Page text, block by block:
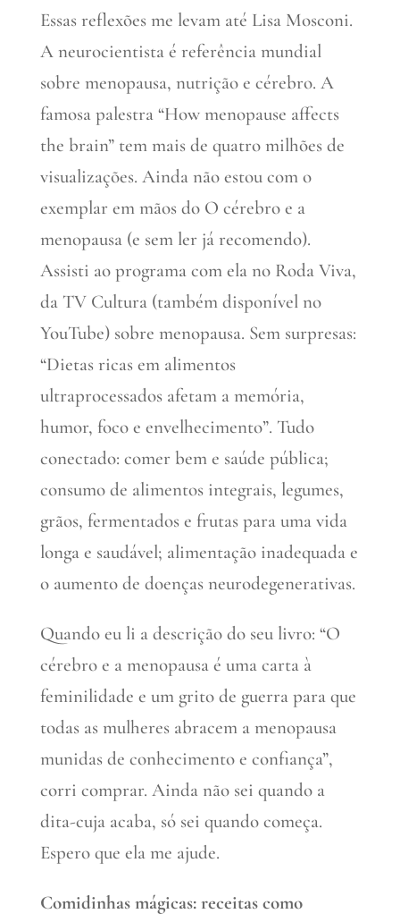
Essas reflexões me levam até Lisa Mosconi.
A neurocientista é referência mundial
sobre menopausa, nutrição e cérebro. A
famosa palestra “How menopause affects
the brain” tem mais de quatro milhões de
visualizações. Ainda não estou com o
exemplar em mãos do O cérebro e a
menopausa (e sem ler já recomendo).
Assisti ao programa com ela no Roda Viva,
da TV Cultura (também disponível no
YouTube) sobre menopausa. Sem surpresas:
“Dietas ricas em alimentos
ultraprocessados afetam a memória,
humor, foco e envelhecimento”. Tudo
conectado: comer bem e saúde pública;
consumo de alimentos integrais, legumes,
grãos, fermentados e frutas para uma vida
longa e saudável; alimentação inadequada e
o aumento de doenças neurodegenerativas.
Quando eu li a descrição do seu livro: “O
cérebro e a menopausa é uma carta à
feminilidade e um grito de guerra para que
todas as mulheres abracem a menopausa
munidas de conhecimento e confiança”,
corri comprar. Ainda não sei quando a
dita-cuja acaba, só sei quando começa.
Espero que ela me ajude.
Comidinhas mágicas: receitas como